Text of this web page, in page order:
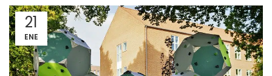
21
ENE